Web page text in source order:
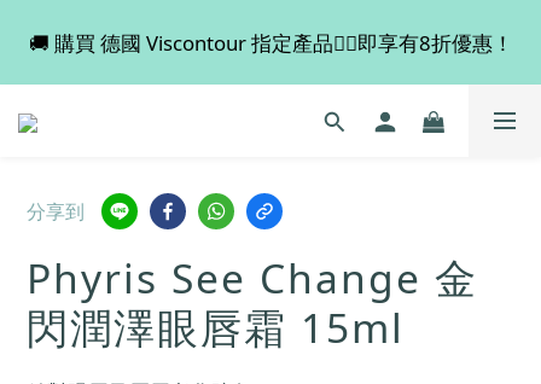
💡 全店滿 $600 免運費，買多件更抵！
🚚 購買 德國 Viscontour 指定產品👉🏻即享有8折優惠！
📢📢📢 Miss Fabulous 8月暫停德國代購服務，於9月
💡 全店滿 $600 免運費，買多件更抵！
分享到
Phyris See Change 金
閃潤澤眼唇霜 15ml